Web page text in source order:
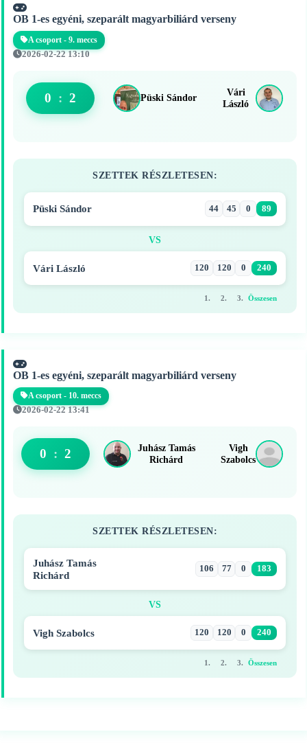
OB 1-es egyéni, szeparált magyarbiliárd verseny
A csoport - 9. meccs
2026-02-22 13:10
Püski Sándor
0 : 2
Vári
László
SZETTEK RÉSZLETESEN:
Püski Sándor 44 45 0 89
VS
Vári László 120 120 0 240
1. 2. 3. Összesen
OB 1-es egyéni, szeparált magyarbiliárd verseny
A csoport - 10. meccs
2026-02-22 13:41
Juhász Tamás
Richárd
0 : 2
Vigh
Szabolcs
SZETTEK RÉSZLETESEN:
Juhász Tamás
Richárd
106 77 0 183
VS
Vigh Szabolcs 120 120 0 240
1. 2. 3. Összesen